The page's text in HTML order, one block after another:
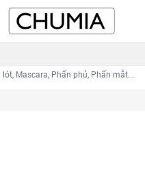
Mascara, Phấn phủ, Phấn mắt...